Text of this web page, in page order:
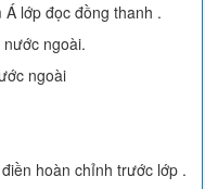
lớp đọc đồng thanh .
ngoài.
ngoài
hoàn chỉnh trước lớp .